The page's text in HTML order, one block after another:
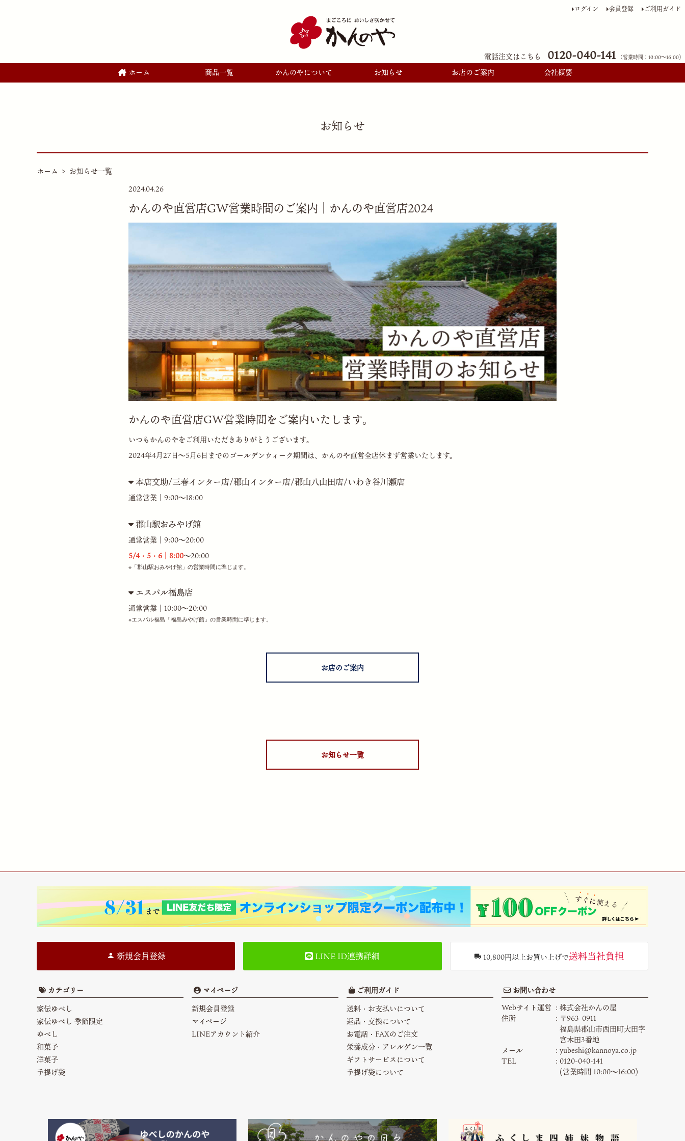
ログイン 会員登録 ご利用ガイド
電話注文はこちら 0120-040-141 （営業時間：10:00〜16:00)
ホーム 商品一覧 かんのやについて お知らせ お店のご案内 会社概要
お知らせ
ホーム
お知らせ一覧
2024.04.26
かんのや直営店GW営業時間のご案内｜かんのや直営店2024
かんのや直営店GW営業時間をご案内いたします。
いつもかんのやをご利用いただきありがとうございます。
2024年4月27日〜5月6日までのゴールデンウィーク期間は、かんのや直営全店休まず営業いたします。
本店文助/三春インター店/郡山インター店/郡山八山田店/いわき谷川瀬店
通常営業｜9:00〜18:00
郡山駅おみやげ館
通常営業｜9:00〜20:00
5/4・5・6｜8:00〜20:00
※「郡山駅おみやげ館」の営業時間に準じます。
エスパル福島店
通常営業｜10:00〜20:00
※エスパル福島「福島みやげ館」の営業時間に準じます。
お店のご案内
お知らせ一覧
新規会員登録 LINE ID連携詳細 10,800円以上お買い上げで送料当社負担
カテゴリー
家伝ゆべし
家伝ゆべし 季節限定
ゆべし
和菓子
洋菓子
手提げ袋
マイページ
新規会員登録
マイページ
LINEアカウント紹介
ご利用ガイド
送料・お支払いについて
返品・交換について
お電話・FAXのご注文
栄養成分・アレルゲン一覧
ギフトサービスについて
手提げ袋について
お問い合わせ
Webサイト運営
株式会社かんの屋
住所
〒963-0911
福島県郡山市西田町大田字
宮木田3番地
メール
yubeshi@kannoya.co.jp
TEL
0120-040-141
(営業時間 10:00〜16:00)